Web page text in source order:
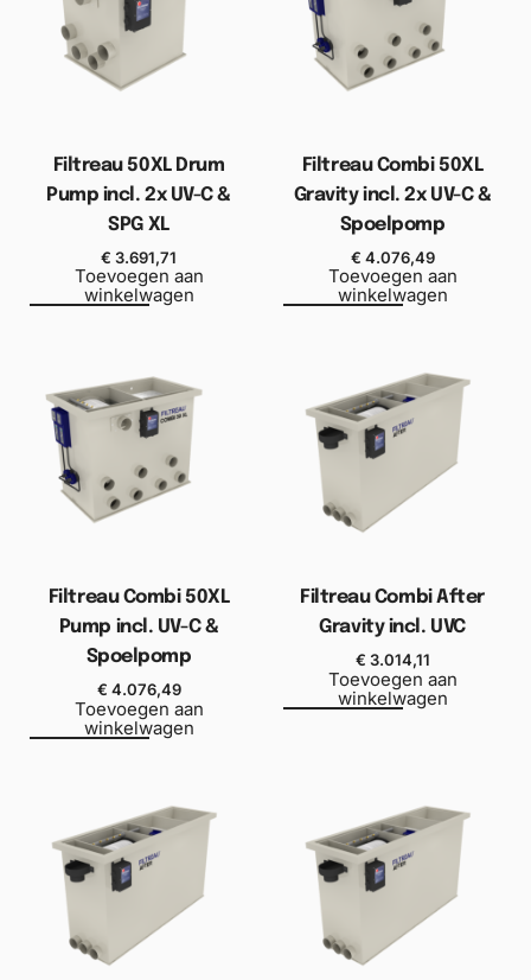
Filtreau 50XL Drum
Pump incl. 2x UV-C &
SPG XL
€ 3.691,71
Toevoegen aan
winkelwagen
Filtreau Combi 50XL
Gravity incl. 2x UV-C &
Spoelpomp
€ 4.076,49
Toevoegen aan
winkelwagen
Filtreau Combi 50XL
Pump incl. UV-C &
Spoelpomp
€ 4.076,49
Toevoegen aan
winkelwagen
Filtreau Combi After
Gravity incl. UVC
€ 3.014,11
Toevoegen aan
winkelwagen